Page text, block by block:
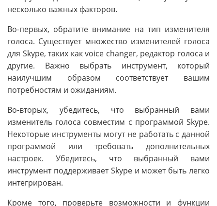
несколько важных факторов.
Во-первых, обратите внимание на тип изменителя
голоса. Существует множество изменителей голоса
для Skype, таких как voice changer, редактор голоса и
другие. Важно выбрать инструмент, который
наилучшим образом соответствует вашим
потребностям и ожиданиям.
Во-вторых, убедитесь, что выбранный вами
изменитель голоса совместим с программой Skype.
Некоторые инструменты могут не работать с данной
программой или требовать дополнительных
настроек. Убедитесь, что выбранный вами
инструмент поддерживает Skype и может быть легко
интегрирован.
Кроме того, проверьте возможности и функции